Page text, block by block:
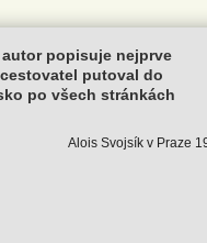
popisuje nejprve
putoval do
po všech stránkách
Alois Svojsík v Praze